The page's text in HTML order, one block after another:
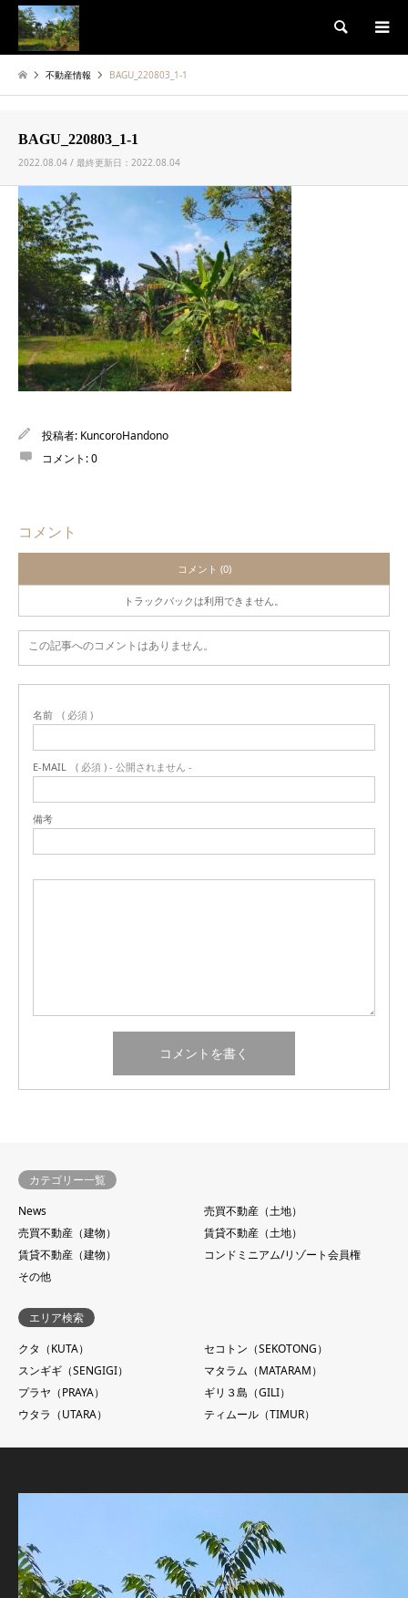
検索
不動産情報 BAGU_220803_1-1
BAGU_220803_1-1
2022.08.04 / 最終更新日：2022.08.04
投稿者: KuncoroHandono
コメント:0
コメント
コメント (0)
トラックバックは利用できません。
この記事へのコメントはありません。
名前 ( 必須 )
E-MAIL ( 必須 ) - 公開されません -
備考
カテゴリー一覧
News
売買不動産（土地）
売買不動産（建物）
賃貸不動産（土地）
賃貸不動産（建物）
コンドミニアム/リゾート会員権
その他
エリア検索
クタ（KUTA）
セコトン（SEKOTONG）
スンギギ（SENGIGI）
マタラム（MATARAM）
プラヤ（PRAYA）
ギリ３島（GILI）
ウタラ（UTARA）
ティムール（TIMUR）